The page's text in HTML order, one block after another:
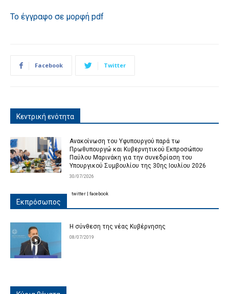
Το έγγραφο σε μορφή pdf
Facebook Twitter
Κεντρική ενότητα
Ανακοίνωση του Υφυπουργού παρά τω
Πρωθυπουργώ και Κυβερνητικού Εκπροσώπου
Παύλου Μαρινάκη για την συνεδρίαση του
Υπουργικού Συμβουλίου της 30ης Ιουλίου 2026
30/07/2026
Εκπρόσωπος
Η σύνθεση της νέας Κυβέρνησης
08/07/2019
twitter facebook